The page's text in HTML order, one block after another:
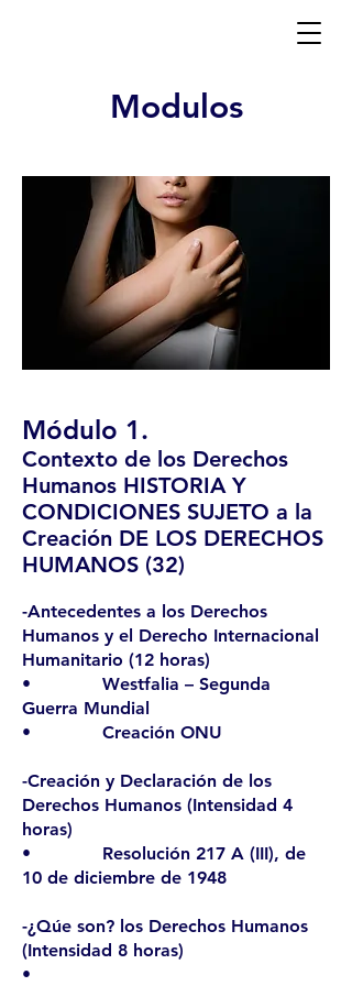
Modulos
Módulo 1.
Contexto de los Derechos
Humanos HISTORIA Y
CONDICIONES SUJETO a la
Creación DE LOS DERECHOS
HUMANOS (32)
-Antecedentes a los Derechos
Humanos y el Derecho Internacional
Humanitario (12 horas)
• Westfalia – Segunda
Guerra Mundial
• Creación ONU
-Creación y Declaración de los
Derechos Humanos (Intensidad 4
horas)
• Resolución 217 A (III), de
10 de diciembre de 1948
-¿Qúe son? los Derechos Humanos
(Intensidad 8 horas)
•